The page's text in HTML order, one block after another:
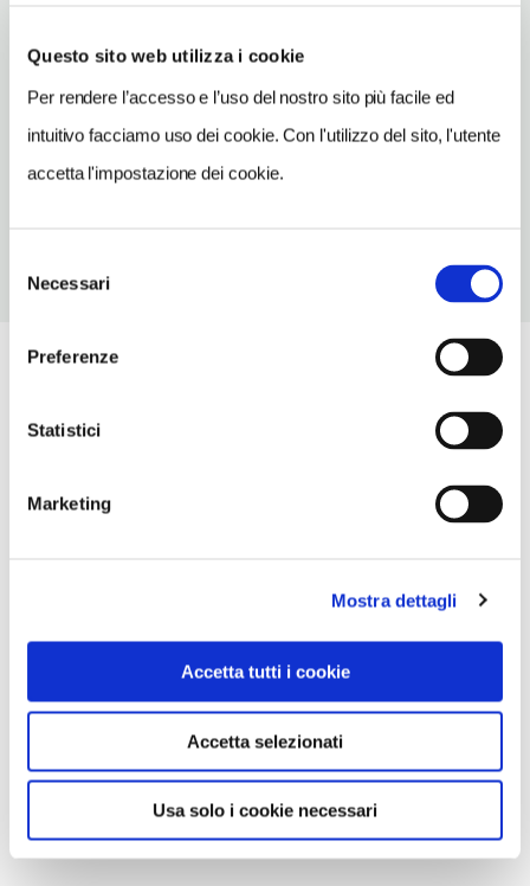
Questo sito web utilizza i cookie
Per rendere l’accesso e l’uso del nostro sito più facile ed
intuitivo facciamo uso dei cookie. Con l'utilizzo del sito, l'utente
accetta l'impostazione dei cookie.
delNecessari
Preferenze
Statistici
Marketing
Mostra dettagli
Accetta tutti i cookie
Accetta selezionati
Usa solo i cookie necessari
063725567
Lepanto (A)